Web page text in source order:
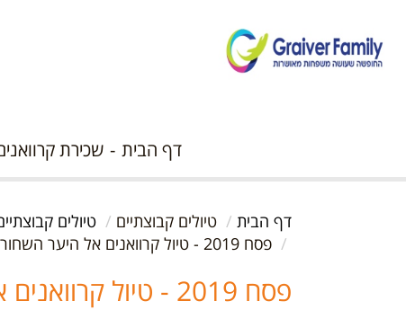
דף הבית שכירת
דף הבית טיולים קבוצתיים טיולים
פסח 2019 - טיול קרוואנים אל היער השחור
פסח 2019 - טיול קרוואנים אל היער השחור